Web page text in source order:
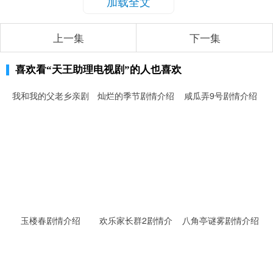
上一集 下一集
喜欢看“天王助理电视剧”的人也喜欢
我和我的父老乡亲剧
灿烂的季节剧情介绍 咸瓜弄9号剧情介绍
玉楼春剧情介绍
欢乐家长群2剧情介
八角亭谜雾剧情介绍